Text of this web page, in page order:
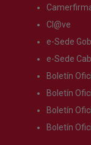
Cl@ve
e-Sede
e-Sede
Boletín
Boletín
Boletín
Boletín